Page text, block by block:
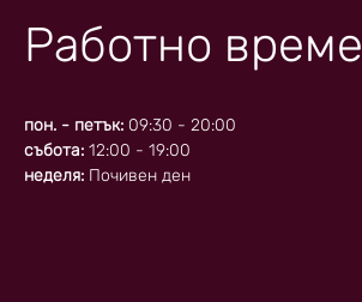
Работно време
пон. - петък: 09:30 - 20:00
събота: 12:00 - 19:00
неделя: Почивен ден